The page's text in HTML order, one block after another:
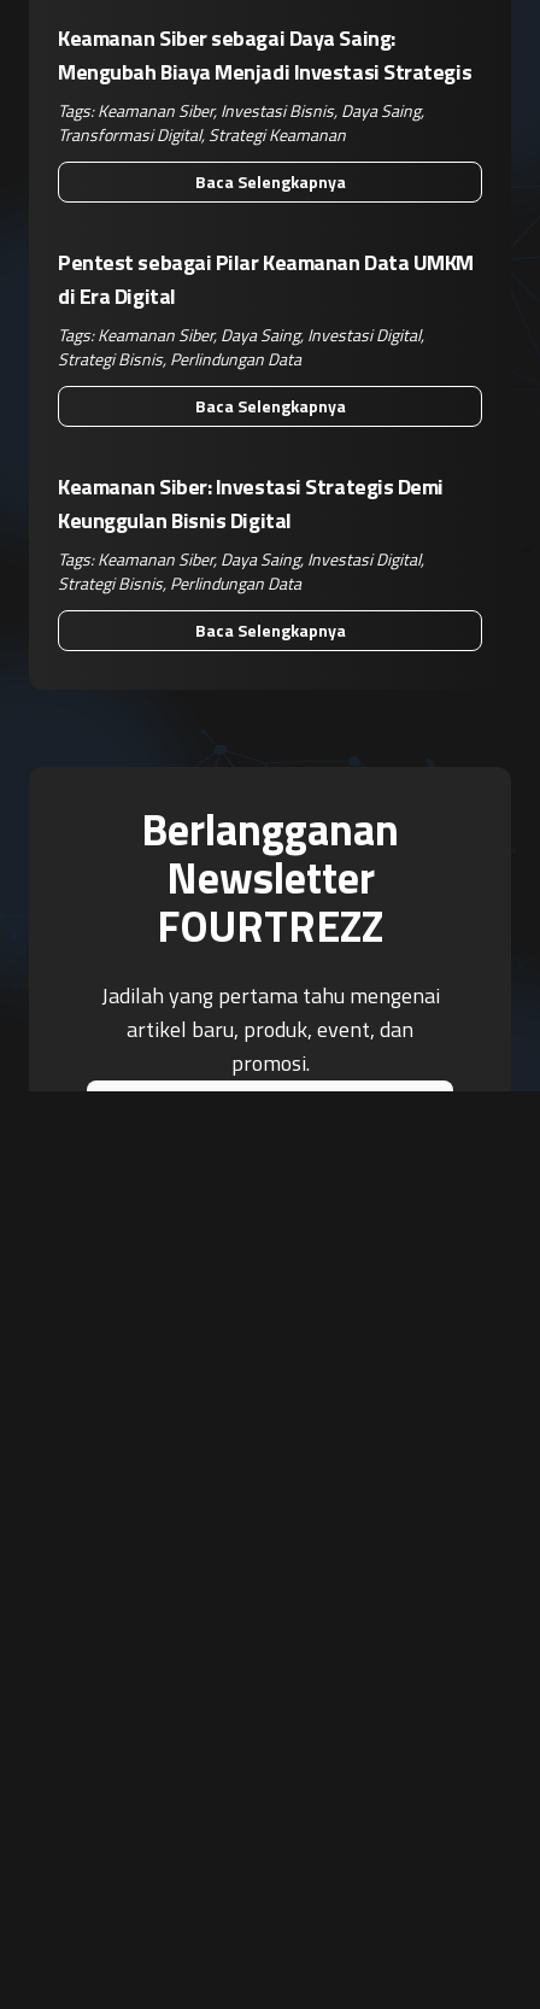
Keamanan Siber sebagai Daya Saing:
Mengubah Biaya Menjadi Investasi Strategis
Tags:Keamanan Siber,Investasi Bisnis,Daya Saing,
Transformasi Digital,Strategi Keamanan
Baca Selengkapnya
Pentest sebagai Pilar Keamanan Data UMKM
di Era Digital
Tags:Keamanan Siber,Daya Saing,Investasi Digital,
Strategi Bisnis,Perlindungan Data
Baca Selengkapnya
Keamanan Siber: Investasi Strategis Demi
Keunggulan Bisnis Digital
Tags:Keamanan Siber,Daya Saing,Investasi Digital,
Strategi Bisnis,Perlindungan Data
Baca Selengkapnya
Berlangganan
Newsletter
FOURTREZZ
Jadilah yang pertama tahu mengenai
artikel baru, produk, event, dan
promosi.